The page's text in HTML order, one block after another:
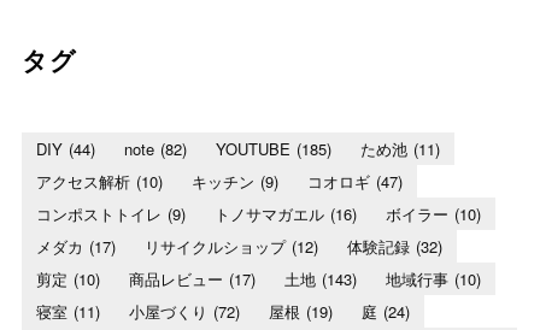
タグ
DIY (44) note (82) YOUTUBE (185) ため池 (11)
アクセス解析 (10) キッチン (9) コオロギ (47)
コンポストトイレ (9) トノサマガエル (16) ボイラー (10)
メダカ (17) リサイクルショップ (12) 体験記録 (32)
剪定 (10) 商品レビュー (17) 土地 (143) 地域行事 (10)
寝室 (11) 小屋づくり (72) 屋根 (19) 庭 (24)